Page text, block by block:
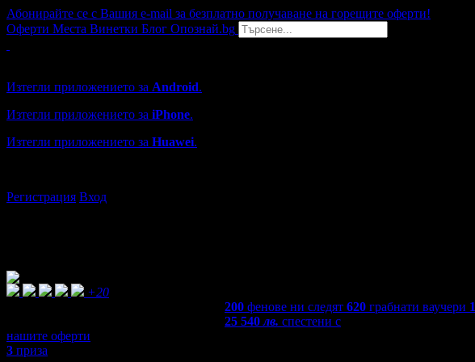
Абонирайте се с Вашия e-mail за безплатно получаване на горещите оферти!
Оферти Места Винетки Блог Опознай.bg
Изтегли приложението за Android.
Изтегли приложението за iPhone.
Изтегли приложението за Huawei.
Регистрация Вход
+20
200 фенове ни следят 620 грабнати ваучери
25 540лв. спестени с
нашите оферти
3 приза